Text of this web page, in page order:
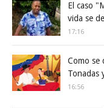
El caso
vida se
17:16
Como se
Tonadas
16:56